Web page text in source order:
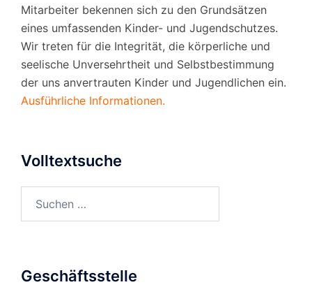
Mitarbeiter bekennen sich zu den Grundsätzen
eines umfassenden Kinder- und Jugendschutzes.
Wir treten für die Integrität, die körperliche und
seelische Unversehrtheit und Selbstbestimmung
der uns anvertrauten Kinder und Jugendlichen ein.
Ausführliche Informationen.
Volltextsuche
Geschäftsstelle